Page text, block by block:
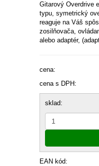
Gitarový Overdrive
typu, symetrický
reaguje na Váš
zosilňovača,
alebo adaptér,
cena:
cena s DPH:
sklad:
EAN kód: